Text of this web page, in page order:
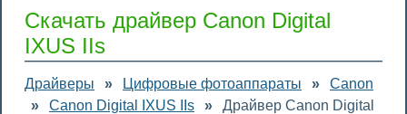
Скачать драйвер Canon Digital
IXUS IIs
Драйверы » Цифровые фотоаппараты »
Canon
»
Canon Digital IXUS IIs »
Драйвер Canon Digital